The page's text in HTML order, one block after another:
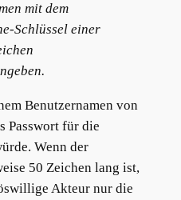
mit dem
Schlüssel einer
Benutzernamen von
Passwort für die
Wenn der
50 Zeichen lang ist,
Akteur nur die